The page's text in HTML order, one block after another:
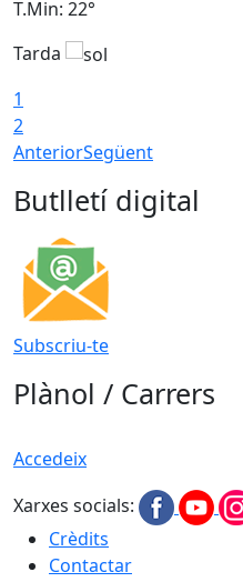
T.Min: 22°
Tarda
1
2
AnteriorSegüent
Butlletí digital
Subscriu-te
Plànol / Carrers
Accedeix
Xarxes socials:
Crèdits
Contactar